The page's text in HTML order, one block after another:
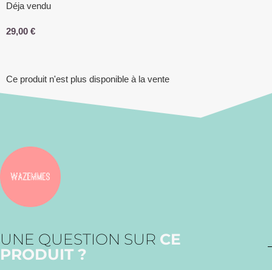
Déja vendu
29,00 €
Ce produit n'est plus disponible à la vente
UNE QUESTION SUR CE
PRODUIT ?